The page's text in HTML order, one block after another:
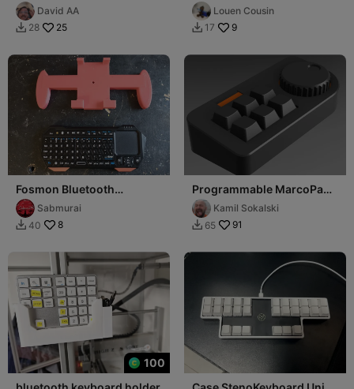
Keyboard Case
David AA
 28 25
sound control with 0.91"
oled screen
Louen Cousin
 17 9
Fosmon Bluetooth
keyboard grip with option
for extras.
Sabmurai
 40 8
Programmable MarcoPad -
Bluetooth Wireless
Universal
Kamil Sokalski
 65 91
100